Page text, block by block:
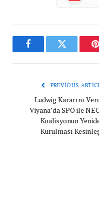
FacebookTwitter
PREVIOUS
Ludwig Kararını
Viyana’da SPÖ ile
Koalisyonun
Kurulması